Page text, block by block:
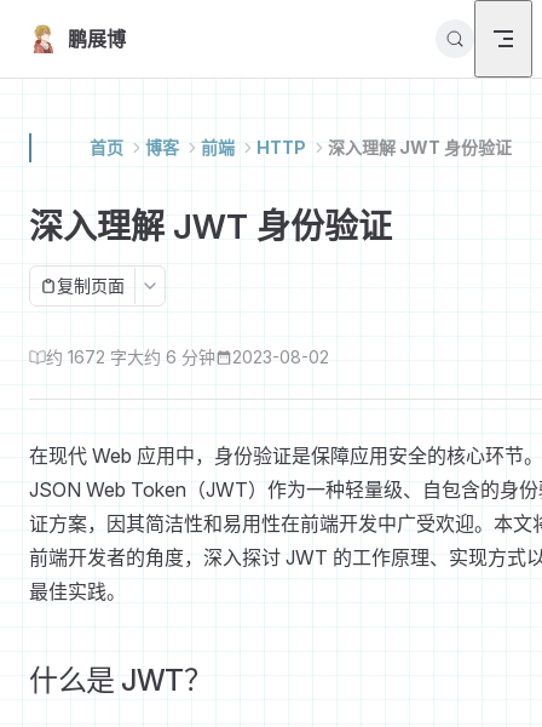
Skip to content
鹏展博
首页 博客 前端 HTTP 深入理解 JWT 身份验证
深入理解 JWT 身份验证
复制页面
约 1672 字大约 6 分钟 2023-08-02
在现代 Web 应用中，身份验证是保障应用安全的核心环节。
JSON Web Token（JWT）作为一种轻量级、自包含的身
证方案，因其简洁性和易用性在前端开发中广受欢迎。本文
前端开发者的角度，深入探讨 JWT 的工作原理、实现方式
最佳实践。
什么是 JWT？